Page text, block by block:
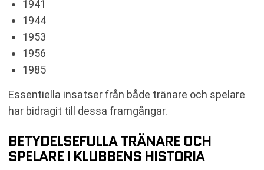
1941
1944
1953
1956
1985
Essentiella insatser från både tränare och spelare
har bidragit till dessa framgångar.
BETYDELSEFULLA TRÄNARE OCH
SPELARE I KLUBBENS HISTORIA